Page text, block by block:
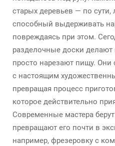
старых деревьев — по
способный выдерживать
повреждаясь при этом.
разделочные доски делают
просто нарезают пищу. Они
с настоящим
превращая процесс
которое действительно
Современные мастера
превращают его почти в
например, фрезеровку с